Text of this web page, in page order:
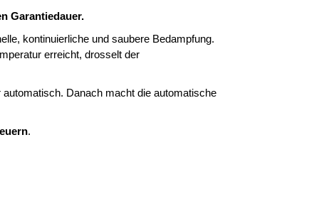
Garantiedauer.
kontinuierliche und saubere Bedampfung.
erreicht, drosselt der
Danach macht die automatische
.